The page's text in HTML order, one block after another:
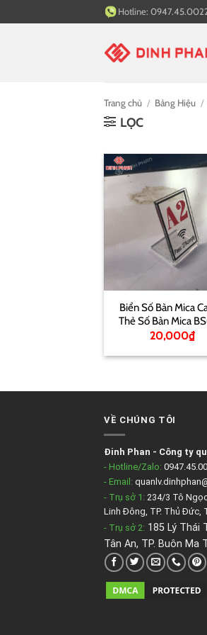
qua
Hotline:
Trang chủ / Bảng Hiệu /
LỌC
Biển Số Bàn Mica
Thẻ Số Bàn Mica
20,000₫
VỀ CHÚNG TÔI
Đinh Phan - Công ty
- Hotline/Zalo:
- Email:
- Trụ sở 1: 234/3 Tô
Linh Đông, TP. Thủ Đức,
- Trụ sở 2: 185 Lý Thái
Tân An, TP. Buôn Ma